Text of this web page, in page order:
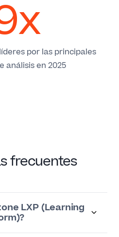
por las principales
análisis en 2025
frecuentes
LXP (Learning